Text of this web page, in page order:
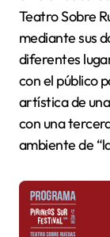
Teatro Sobre
mediante sus
diferentes
con el público
artística de
con una
ambiente de